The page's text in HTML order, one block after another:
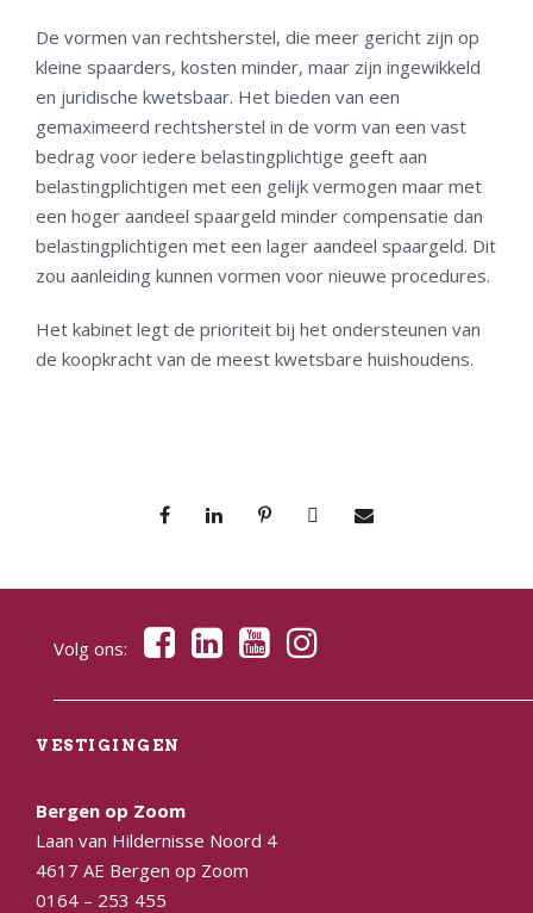
De vormen van rechtsherstel, die meer gericht zijn op
kleine spaarders, kosten minder, maar zijn ingewikkeld
en juridische kwetsbaar. Het bieden van een
gemaximeerd rechtsherstel in de vorm van een vast
bedrag voor iedere belastingplichtige geeft aan
belastingplichtigen met een gelijk vermogen maar met
een hoger aandeel spaargeld minder compensatie dan
belastingplichtigen met een lager aandeel spaargeld. Dit
zou aanleiding kunnen vormen voor nieuwe procedures.
Het kabinet legt de prioriteit bij het ondersteunen van
de koopkracht van de meest kwetsbare huishoudens.
Volg ons:
VESTIGINGEN
Bergen op Zoom
Laan van Hildernisse Noord 4
4617 AE Bergen op Zoom
0164 – 253 455